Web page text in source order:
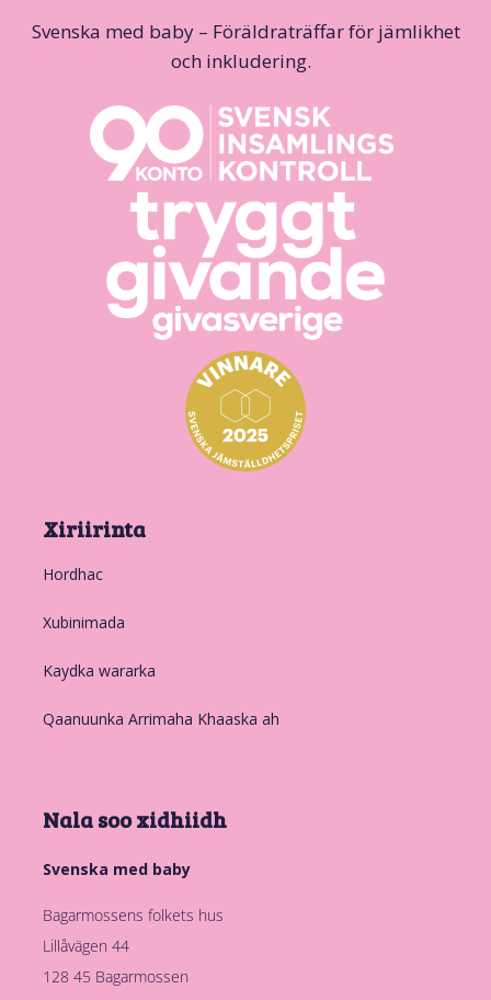
Svenska med baby – Föräldraträffar för jämlikhet
och inkludering.
Xiriirinta
Hordhac
Xubinimada
Kaydka wararka
Qaanuunka Arrimaha Khaaska ah
Nala soo xidhiidh
Svenska med baby
Bagarmossens folkets hus
Lillåvägen 44
128 45 Bagarmossen